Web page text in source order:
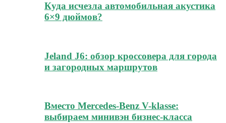
Куда исчезла автомобильная акустика
6×9 дюймов?
Jeland J6: обзор кроссовера для города
и загородных маршрутов
Вместо Mercedes-Benz V-klasse:
выбираем минивэн бизнес-класса